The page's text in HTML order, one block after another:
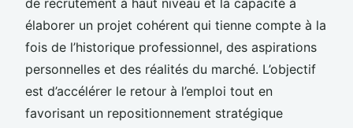
élaborer un projet cohérent qui tienne compte à la
fois de l’historique professionnel, des aspirations
personnelles et des réalités du marché. L’objectif
est d’accélérer le retour à l’emploi tout en
favorisant un repositionnement stratégique